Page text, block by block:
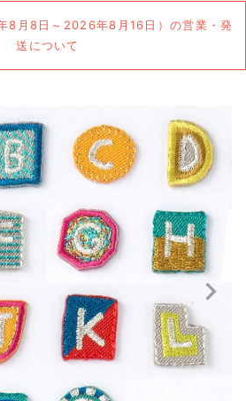
8月8日～2026年8月16日）の営業・発
送について